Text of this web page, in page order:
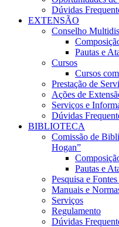
Dúvidas
EXTENSÃO
Conselho
Pautas e
Cursos
Cursos
Prestação de
Ações de
Serviços e
Dúvidas
BIBLIOTECA
Comissão de
Hogan”
Pautas e
Pesquisa e
Manuais e
Serviços
Regulamento
Dúvidas